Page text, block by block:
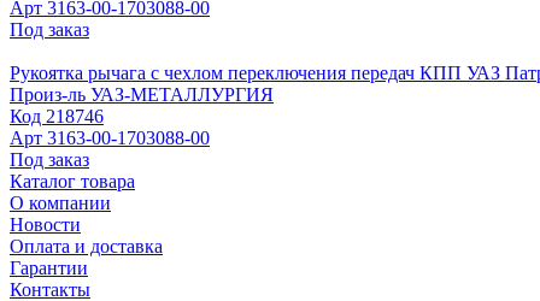
Арт 3163-00-1703088-00
Под заказ
Рукоятка рычага с чехлом переключения передач КПП УАЗ
Произ-ль УАЗ-МЕТАЛЛУРГИЯ
Код 218746
Арт 3163-00-1703088-00
Под заказ
Каталог товара
О компании
Новости
Оплата и доставка
Гарантии
Контакты